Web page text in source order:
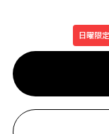
日曜限